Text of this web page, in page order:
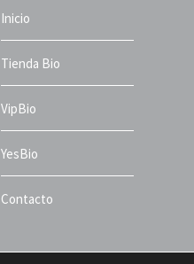
Inicio
Tienda Bio
VipBio
YesBio
Contacto